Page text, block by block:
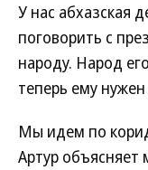
У нас абхазская
поговорить с
народу. Народ
теперь ему
Мы идем по
Артур объясняет